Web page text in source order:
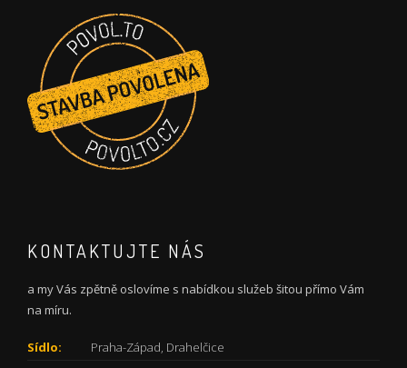
KONTAKTUJTE NÁS
a my Vás zpětně oslovíme s nabídkou služeb šitou přímo Vám
na míru.
Sídlo:
Praha-Západ, Drahelčice